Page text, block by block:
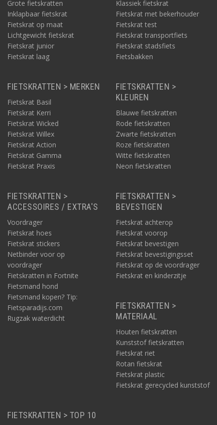
Grote fietskratten
Inklapbaar fietskrat
Fietskrat op maat
Lichtgewicht fietskrat
Fietskrat junior
Fietskrat laag
Klassiek fietskrat
Fietskrat met bekerhouder
Fietskrat test
Fietskrat transportfiets
Fietskrat stadsfiets
Fietsbakken
FIETSKRATTEN > MERKEN
Fietskrat Basil
Fietskrat Kerri
Fietskrat Wicked
Fietskrat Willex
Fietskrat Action
Fietskrat Gamma
Fietskrat Praxis
FIETSKRATTEN >
KLEUREN
Blauwe fietskratten
Rode fietskratten
Zwarte fietskratten
Roze fietskratten
Witte fietskratten
Neon fietskratten
FIETSKRATTEN >
ACCESSOIRES / EXTRA'S
Voordrager
Fietskrat hoes
Fietskrat stickers
Netbinder voor op
voordrager
Fietskratten in Fortnite
Fietsmand hond
Fietsmand kopen? Tip:
Fietsparadijs.com
Rugzak waterdicht
FIETSKRATTEN >
BEVESTIGEN
Fietskrat achterop
Fietskrat voorop
Fietskrat bevestigen
Fietskrat bevestigingsset
Fietskrat op de voordrager
Fietskrat en kinderzitje
FIETSKRATTEN >
MATERIAAL
Houten fietskratten
Kunststof fietskratten
Fietskrat riet
Rotan fietskrat
Fietskrat plastic
Fietskrat gerecycled kunststof
FIETSKRATTEN > TOP 10